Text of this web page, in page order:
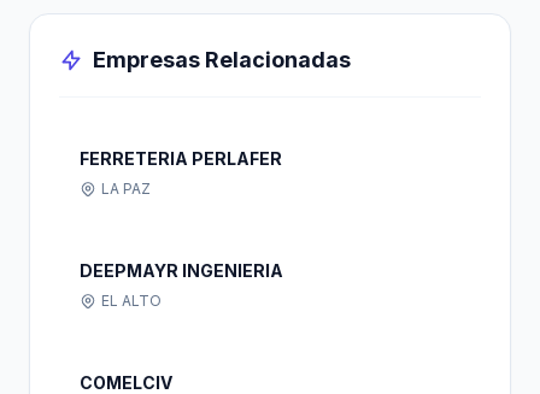
Empresas Relacionadas
FERRETERIA PERLAFER
LA PAZ
DEEPMAYR INGENIERIA
EL ALTO
COMELCIV